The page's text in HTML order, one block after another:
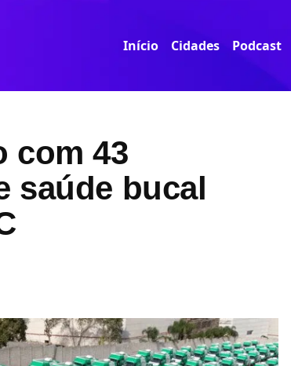
Início Cidades Podcast
com 43
saúde bucal